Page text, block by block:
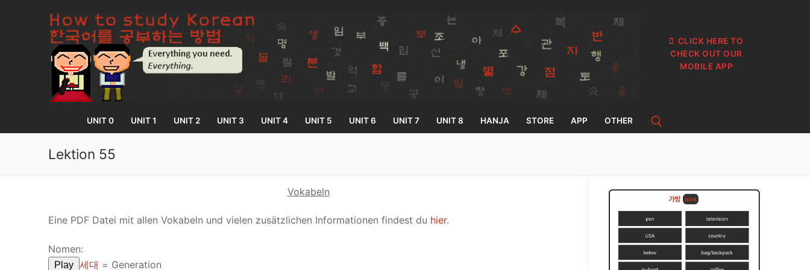
CLICK HERE TO
CHECK OUT OUR
MOBILE APP
UNIT 0 UNIT 1 UNIT 2 UNIT 3 UNIT 4 UNIT 5 UNIT 6 UNIT 7 UNIT 8 HANJA STORE APP OTHER
Lektion 55
Vokabeln
Eine PDF Datei mit allen Vokabeln und vielen zusätzlichen Informationen findest du hier.
Nomen:
Play 세대 = Generation